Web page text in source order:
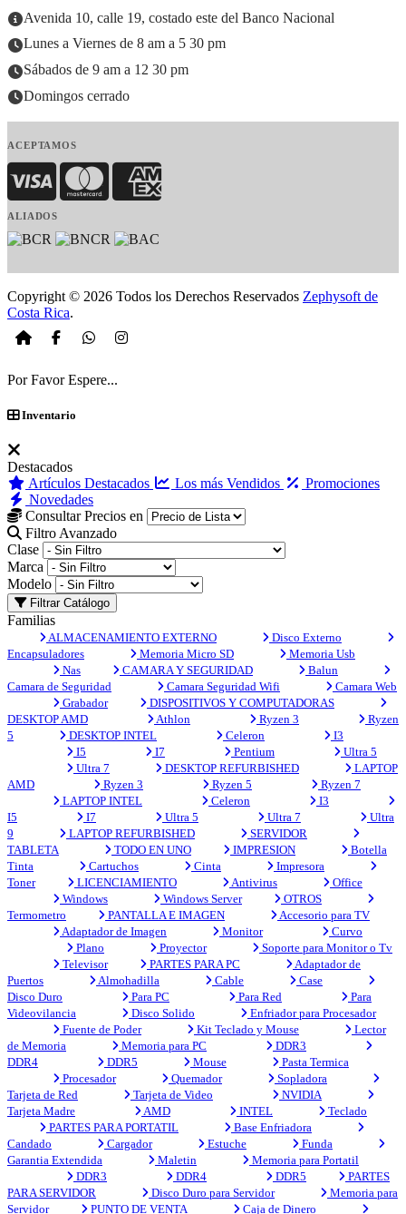
Avenida 10, calle 19, costado este del Banco Nacional
Lunes a Viernes de 8 am a 5 30 pm
Sábados de 9 am a 12 30 pm
Domingos cerrado
ACEPTAMOS
Visa MasterCardAmerican Express
ALIADOS
Copyright © 2026 Todos los Derechos Reservados Zephysoft de
Costa Rica.
Por Favor Espere...
Inventario
Destacados
Artículos Destacados
Los más Vendidos
Promociones
Novedades
Consultar Precios en
Filtro Avanzado
Clase
Marca
Modelo
Filtrar Catálogo
Familias
ALMACENAMIENTO EXTERNO
Disco Externo
Encapsuladores
Memoria Micro SD
Memoria Usb
Nas
CAMARA Y SEGURIDAD
Balun
Camara de Seguridad
Camara Seguridad Wifi
Camara Web
Grabador
DISPOSITIVOS Y COMPUTADORAS
DESKTOP AMD
Athlon Ryzen 3
Ryzen
5
DESKTOP INTEL Celeron
I3
I5
I7 Pentium
Ultra 5
Ultra 7
DESKTOP REFURBISHED
LAPTOP
AMD
Ryzen 3 Ryzen 5
Ryzen 7
LAPTOP INTEL
Celeron
I3
I5
I7 Ultra 5 Ultra 7
Ultra
9
LAPTOP REFURBISHED
SERVIDOR
TABLETA
TODO EN UNO IMPRESION
Botella
Tinta
Cartuchos Cinta
Impresora
Toner
LICENCIAMIENTO Antivirus
Office
Windows
Windows Server
OTROS
Termometro
PANTALLA E IMAGEN
Accesorio para TV
Adaptador de Imagen
Monitor
Curvo
Plano
Proyector
Soporte para Monitor o Tv
Televisor
PARTES PARA PC
Adaptador de
Puertos
Almohadilla Cable
Case
Disco Duro
Para PC Para Red
Para
Videovilancia
Disco Solido
Enfriador para Procesador
Fuente de Poder
Kit Teclado y Mouse
Lector
de Memoria
Memoria para PC
DDR3
DDR4
DDR5 Mouse
Pasta Termica
Procesador
Quemador
Sopladora
Tarjeta de Red
Tarjeta de Video
NVIDIA
Tarjeta Madre
AMD INTEL
Teclado
PARTES PARA PORTATIL
Base Enfriadora
Candado
Cargador Estuche
Funda
Garantia Extendida
Maletin
Memoria para Portatil
DDR3
DDR4 DDR5
PARTES
PARA SERVIDOR
Disco Duro para Servidor
Memoria para
Servidor
PUNTO DE VENTA Caja de Dinero